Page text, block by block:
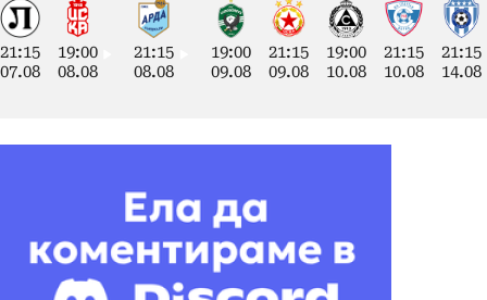
21:15
07.08
19:00
08.08
21:15
08.08
19:00
09.08
21:15
09.08
19:00
10.08
21:15
10.08
21:15
14.08